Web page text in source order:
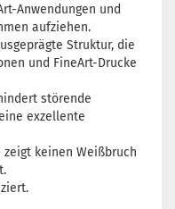
Anwendungen und
aufziehen.
Struktur, die
und FineArt-Drucke
störende
exzellente
keinen Weißbruch